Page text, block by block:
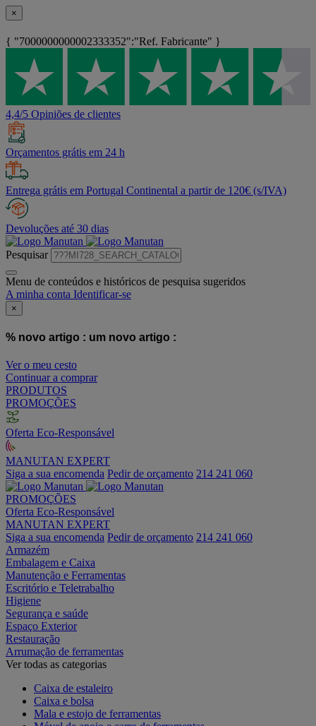
×
{ "7000000000002333352":"Ref. Fabricante" }
4,4/5 Opiniões de clientes
Orçamentos grátis em 24 h
Entrega grátis em Portugal Continental a partir de 120€ (s/IVA)
Devoluções até 30 dias
Pesquisar
Menu de conteúdos e históricos de pesquisa sugeridos
A minha conta Identificar-se
×
% novo artigo : um novo artigo :
Ver o meu cesto
Continuar a comprar
PRODUTOS
PROMOÇÕES
Oferta Eco-Responsável
MANUTAN EXPERT
Siga a sua encomenda Pedir de orçamento 214 241 060
PROMOÇÕES
Oferta Eco-Responsável
MANUTAN EXPERT
Siga a sua encomenda Pedir de orçamento 214 241 060
Armazém
Embalagem e Caixa
Manutenção e Ferramentas
Escritório e Teletrabalho
Higiene
Segurança e saúde
Espaço Exterior
Restauração
Arrumação de ferramentas
Ver todas as categorias
Caixa de estaleiro
Caixa e bolsa
Mala e estojo de ferramentas